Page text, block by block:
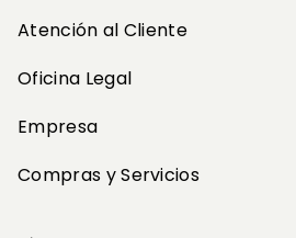
Atención al Cliente
Oficina Legal
Empresa
Compras y Servicios